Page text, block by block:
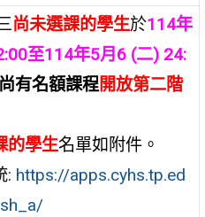
尚未選課的學生於114年
至114年5月6 (二) 24:
有名額課程開放第二階
的學生名單如附件。
: https://apps.cyhs.tp.ed